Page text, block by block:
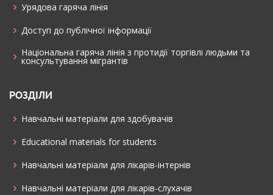
Урядова гаряча лінія
Доступ до публічної інформації
Національна гаряча лінія з протидії торгівлі людьми та
консультування мiгрантiв
РОЗДІЛИ
Навчальні матеріали для здобувачів
Educational materials for students
Навчальні матеріали для лікарів-інтернів
Навчальні матеріали для лікарів-слухачів